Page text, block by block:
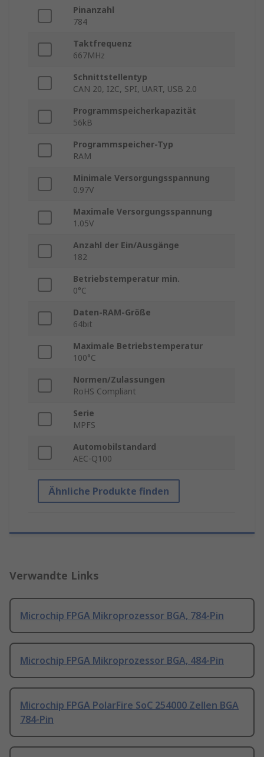
Pinanzahl
784
Taktfrequenz
667MHz
Schnittstellentyp
CAN 20, I2C, SPI, UART, USB 2.0
Programmspeicherkapazität
56kB
Programmspeicher-Typ
RAM
Minimale Versorgungsspannung
0.97V
Maximale Versorgungsspannung
1.05V
Anzahl der Ein/Ausgänge
182
Betriebstemperatur min.
0°C
Daten-RAM-Größe
64bit
Maximale Betriebstemperatur
100°C
Normen/Zulassungen
RoHS Compliant
Serie
MPFS
Automobilstandard
AEC-Q100
Ähnliche Produkte finden
Verwandte Links
Microchip FPGA Mikroprozessor BGA, 784-Pin
Microchip FPGA Mikroprozessor BGA, 484-Pin
Microchip FPGA PolarFire SoC 254000 Zellen BGA
784-Pin